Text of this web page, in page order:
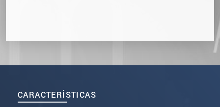
CARACTERÍSTICAS